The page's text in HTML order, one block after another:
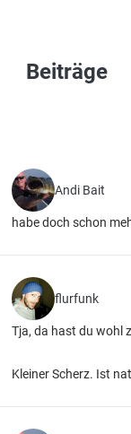
Beiträge
Andi Bait
habe doch schon
flurfunk
Tja, da hast du wohl
Kleiner Scherz. Ist